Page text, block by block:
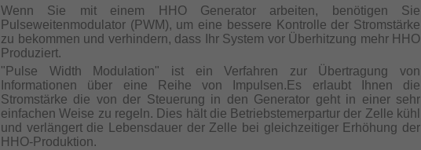
Wenn Sie mit einem HHO Generator arbeiten, benötigen Sie
Pulseweitenmodulator (PWM), um eine bessere Kontrolle der Stromstärke
zu bekommen und verhindern, dass Ihr System vor Überhitzung mehr HHO
Produziert.
"Pulse Width Modulation" ist ein Verfahren zur Übertragung von
Informationen über eine Reihe von Impulsen.Es erlaubt Ihnen die
Stromstärke die von der Steuerung in den Generator geht in einer sehr
einfachen Weise zu regeln. Dies hält die Betriebstemerpartur der Zelle kühl
und verlängert die Lebensdauer der Zelle bei gleichzeitiger Erhöhung der
HHO-Produktion.